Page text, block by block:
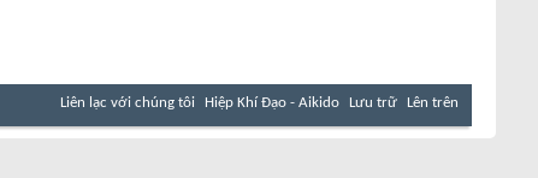
Liên lạc với chúng tôi Hiệp Khí Đạo - Aikido Lưu trữ Lên trên